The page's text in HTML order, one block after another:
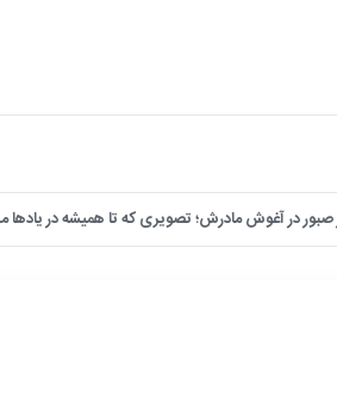
در آغوش مادرش؛ تصویری که تا همیشه در یادها